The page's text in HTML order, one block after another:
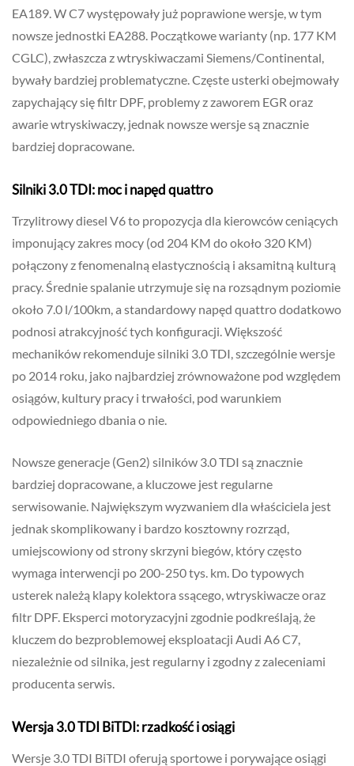
EA189. W C7 występowały już poprawione wersje, w tym
nowsze jednostki EA288. Początkowe warianty (np. 177 KM
CGLC), zwłaszcza z wtryskiwaczami Siemens/Continental,
bywały bardziej problematyczne. Częste usterki obejmowały
zapychający się filtr DPF, problemy z zaworem EGR oraz
awarie wtryskiwaczy, jednak nowsze wersje są znacznie
bardziej dopracowane.
Silniki 3.0 TDI: moc i napęd quattro
Trzylitrowy diesel V6 to propozycja dla kierowców ceniących
imponujący zakres mocy (od 204 KM do około 320 KM)
połączony z fenomenalną elastycznością i aksamitną kulturą
pracy. Średnie spalanie utrzymuje się na rozsądnym poziomie
około 7.0 l/100km, a standardowy napęd quattro dodatkowo
podnosi atrakcyjność tych konfiguracji. Większość
mechaników rekomenduje silniki 3.0 TDI, szczególnie wersje
po 2014 roku, jako najbardziej zrównoważone pod względem
osiągów, kultury pracy i trwałości, pod warunkiem
odpowiedniego dbania o nie.
Nowsze generacje (Gen2) silników 3.0 TDI są znacznie
bardziej dopracowane, a kluczowe jest regularne
serwisowanie. Największym wyzwaniem dla właściciela jest
jednak skomplikowany i bardzo kosztowny rozrząd,
umiejscowiony od strony skrzyni biegów, który często
wymaga interwencji po 200-250 tys. km. Do typowych
usterek należą klapy kolektora ssącego, wtryskiwacze oraz
filtr DPF. Eksperci motoryzacyjni zgodnie podkreślają, że
kluczem do bezproblemowej eksploatacji Audi A6 C7,
niezależnie od silnika, jest regularny i zgodny z zaleceniami
producenta serwis.
Wersja 3.0 TDI BiTDI: rzadkość i osiągi
Wersje 3.0 TDI BiTDI oferują sportowe i porywające osiągi